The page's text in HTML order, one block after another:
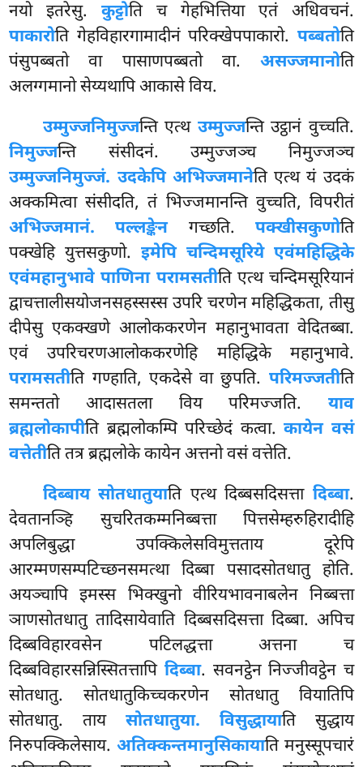
नयो इतरेसु.कुट्टोति च गेहभित्तिया एतं अधिवचनं.
पाकारोति गेहविहारगामादीनं परिक्खेपपाकारो. पब्बतोति
पंसुपब्बतो वा पासाणपब्बतो वा. असज्जमानोति
अलग्गमानो सेय्यथापि आकासे विय.
उम्मुज्जनिमुज्जन्ति एत्थ उम्मुज्जन्ति उट्ठानं वुच्चति.
निमुज्जन्ति संसीदनं. उम्मुज्जञ्च निमुज्जञ्च
उम्मुज्जनिमुज्जं. उदकेपि अभिज्जमानेति एत्थ यं उदकं
अक्कमित्वा संसीदति, तं भिज्जमानन्ति वुच्चति, विपरीतं
अभिज्जमानं. पल्लङ्केनगच्छति. पक्खीसकुणोति
पक्खेहि युत्तसकुणो. इमेपि चन्दिमसूरिये एवंमहिद्धिके
एवंमहानुभावे पाणिना परामसतीति एत्थ चन्दिमसूरियानं
द्वाचत्तालीसयोजनसहस्सस्स उपरि चरणेन महिद्धिकता, तीसु
दीपेसु एकक्खणे आलोककरणेन महानुभावता वेदितब्बा.
एवं उपरिचरणआलोककरणेहि महिद्धिके महानुभावे.
परामसतीति गण्हाति, एकदेसे वा छुपति. परिमज्जतीति
समन्ततो आदासतला विय परिमज्जति. याव
ब्रह्मलोकापीति ब्रह्मलोकम्पि परिच्छेदं कत्वा.कायेन वसं
वत्तेतीति तत्र ब्रह्मलोके कायेन अत्तनो वसं वत्तेति.
दिब्बाय सोतधातुयाति एत्थ दिब्बसदिसत्ता दिब्बा.
देवतानञ्हि सुचरितकम्मनिब्बत्ता पित्तसेम्हरुहिरादीहि
अपलिबुद्धा उपक्किलेसविमुत्तताय दूरेपि
आरम्मणसम्पटिच्छनसमत्था दिब्बा पसादसोतधातु होति.
अयञ्चापि इमस्स भिक्खुनो वीरियभावनाबलेन निब्बत्ता
ञाणसोतधातु तादिसायेवाति दिब्बसदिसत्ता दिब्बा. अपिच
दिब्बविहारवसेन पटिलद्धत्ता अत्तना च
दिब्बविहारसन्निस्सितत्तापि दिब्बा. सवनट्ठेन निज्जीवट्ठेन च
सोतधातु. सोतधातुकिच्चकरणेन सोतधातु वियातिपि
सोतधातु. ताय सोतधातुया. विसुद्धायाति सुद्धाय
निरुपक्किलेसाय. अतिक्कन्तमानुसिकायाति मनुस्सूपचारं